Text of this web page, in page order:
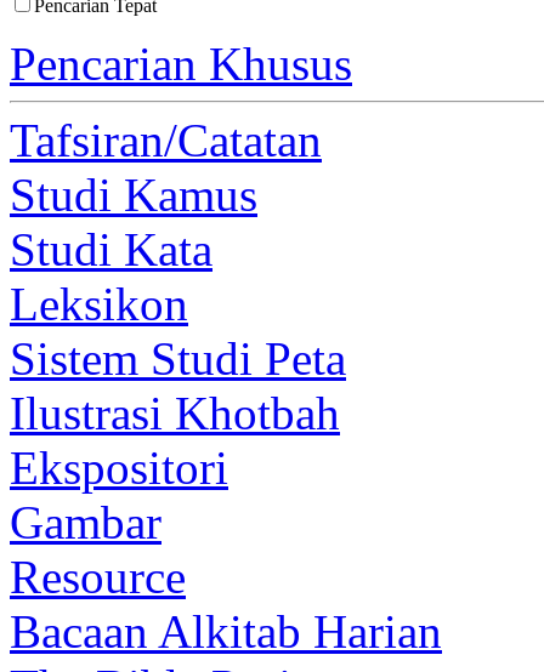
Pencarian Tepat
Pencarian Khusus
Tafsiran/Catatan
Studi Kamus
Studi Kata
Leksikon
Sistem Studi Peta
Ilustrasi Khotbah
Ekspositori
Gambar
Resource
Bacaan Alkitab Harian